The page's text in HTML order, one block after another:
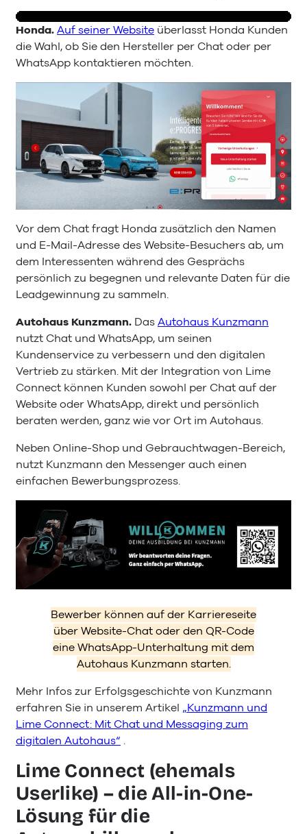
Honda.Auf seiner Website überlasst Honda Kunden
die Wahl, ob Sie den Hersteller per Chat oder per
WhatsApp kontaktieren möchten.
Vor dem Chat fragt Honda zusätzlich den Namen
und E-Mail-Adresse des Website-Besuchers ab, um
dem Interessenten während des Gesprächs
persönlich zu begegnen und relevante Daten für die
Leadgewinnung zu sammeln.
Autohaus Kunzmann. DasAutohaus Kunzmann
nutzt Chat und WhatsApp, um seinen
Kundenservice zu verbessern und den digitalen
Vertrieb zu stärken. Mit der Integration von Lime
Connect können Kunden sowohl per Chat auf der
Website oder WhatsApp, direkt und persönlich
beraten werden, ganz wie vor Ort im Autohaus.
Neben Online-Shop und Gebrauchtwagen-Bereich,
nutzt Kunzmann den Messenger auch einen
einfachen Bewerbungsprozess.
Bewerber können auf der Karriereseite
über Website-Chat oder den QR-Code
eine WhatsApp-Unterhaltung mit dem
Autohaus Kunzmann starten.
Mehr Infos zur Erfolgsgeschichte von Kunzmann
erfahren Sie in unserem Artikel „Kunzmann und
Lime Connect: Mit Chat und Messaging zum
digitalen Autohaus“ .
Lime Connect (ehemals
Userlike) – die All-in-One-
Lösung für die